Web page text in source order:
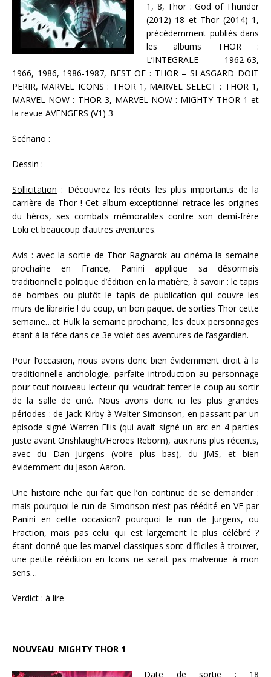
1, 8, Thor : God of Thunder
(2012) 18 et Thor (2014) 1,
précédemment publiés dans
les albums THOR :
L’INTEGRALE 1962-63,
1966, 1986, 1986-1987, BEST OF : THOR – SI ASGARD DOIT
PERIR, MARVEL ICONS : THOR 1, MARVEL SELECT : THOR 1,
MARVEL NOW : THOR 3, MARVEL NOW : MIGHTY THOR 1 et
la revue AVENGERS (V1) 3
Scénario :
Dessin :
Sollicitation : Découvrez les récits les plus importants de la
carrière de Thor ! Cet album exceptionnel retrace les origines
du héros, ses combats mémorables contre son demi-frère
Loki et beaucoup d’autres aventures.
Avis : avec la sortie de Thor Ragnarok au cinéma la semaine
prochaine en France, Panini applique sa désormais
traditionnelle politique d’édition en la matière, à savoir : le tapis
de bombes ou plutôt le tapis de publication qui couvre les
murs de librairie ! du coup, un bon paquet de sorties Thor cette
semaine…et Hulk la semaine prochaine, les deux personnages
étant à la fête dans ce 3e volet des aventures de l’asgardien.
Pour l’occasion, nous avons donc bien évidemment droit à la
traditionnelle anthologie, parfaite introduction au personnage
pour tout nouveau lecteur qui voudrait tenter le coup au sortir
de la salle de ciné. Nous avons donc ici les plus grandes
périodes : de Jack Kirby à Walter Simonson, en passant par un
épisode signé Warren Ellis (qui avait signé un arc en 4 parties
juste avant Onshlaught/Heroes Reborn), aux runs plus récents,
avec du Dan Jurgens (voire plus bas), du JMS, et bien
évidemment du Jason Aaron.
Une histoire riche qui fait que l’on continue de se demander :
mais pourquoi le run de Simonson n’est pas réédité en VF par
Panini en cette occasion? pourquoi le run de Jurgens, ou
Fraction, mais pas celui qui est largement le plus célébré ?
étant donné que les marvel classiques sont difficiles à trouver,
une petite réédition en Icons ne serait pas malvenue à mon
sens…
Verdict : à lire
NOUVEAU MIGHTY THOR 1
Date de sortie : 18